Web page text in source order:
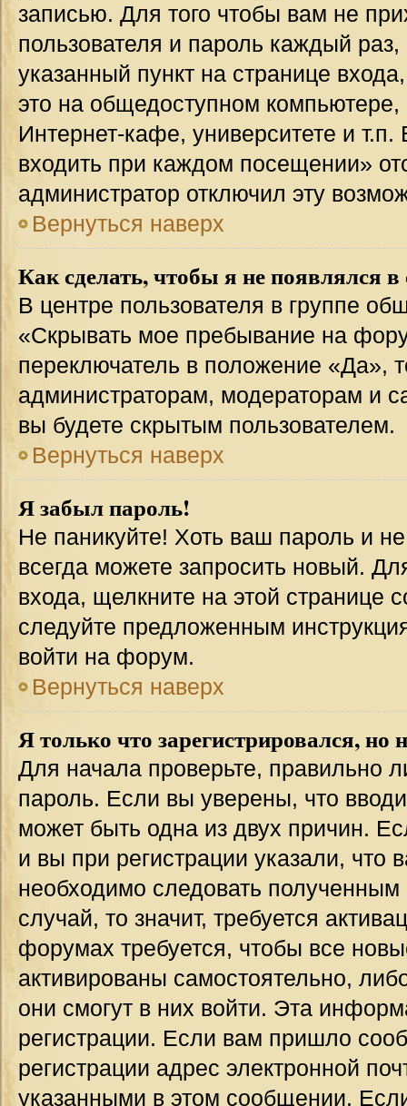
записью. Для того чтобы вам не
пользователя и пароль каждый
указанный пункт на странице
это на общедоступном
Интернет-кафе, университете и т.п.
входить при каждом посещении»
администратор отключил эту
Вернуться наверх
Как сделать, чтобы я не появлялся
В центре пользователя в группе
«Скрывать мое пребывание на
переключатель в положение «Да»,
администраторам, модераторам и
вы будете скрытым пользователем.
Вернуться наверх
Я забыл пароль!
Не паникуйте! Хоть ваш пароль и
всегда можете запросить новый.
входа, щелкните на этой странице
следуйте предложенным
войти на форум.
Вернуться наверх
Я только что зарегистрировался, но
Для начала проверьте, правильно
пароль. Если вы уверены, что
может быть одна из двух причин.
и вы при регистрации указали, что
необходимо следовать
случай, то значит, требуется
форумах требуется, чтобы все
активированы самостоятельно,
они смогут в них войти. Эта
регистрации. Если вам пришло
регистрации адрес электронной
указанными в этом сообщении.